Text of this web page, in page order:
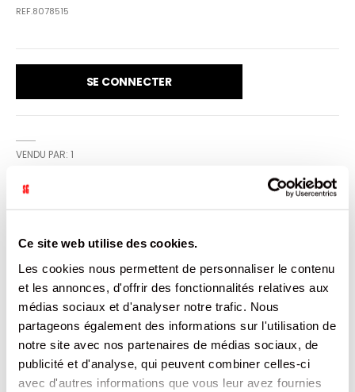
Ce site web utilise des cookies.
Les cookies nous permettent de personnaliser le contenu
et les annonces, d'offrir des fonctionnalités relatives aux
médias sociaux et d'analyser notre trafic. Nous
partageons également des informations sur l'utilisation de
notre site avec nos partenaires de médias sociaux, de
publicité et d'analyse, qui peuvent combiner celles-ci
avec d'autres informations que vous leur avez fournies
REF.8078515
SE CONNECTER
VENDU PAR: 1
Support rond en carton double face or/noir
Ingraissable,lisse et brillant de haute qualité. Fonctionnel :
du dressage du gâteau jusqu'au plat du consommateur.
CARACTÉRISTIQUES
DOCUMENTATION